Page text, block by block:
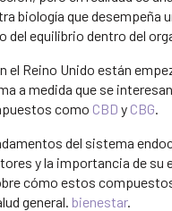
biología que desempeña
del equilibrio dentro del
el Reino Unido están
a medida que se
como CBD y CBG.
del sistema
y la importancia de su
cómo estos
general. bienestar.